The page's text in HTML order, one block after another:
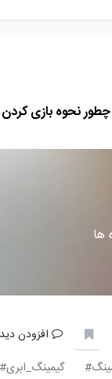
نحوه بازی کردن
ها
افزودن
گیمینگ_ابری#